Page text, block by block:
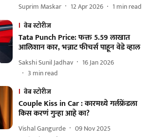
Suprim Maskar 12 Apr 2026 1 min read
वेब स्टोरीज
Tata Punch Price: फक्त 5.59 लाखात
आलिशान कार, भन्नाट फीचर्स पाहून वेडे व्हाल
Sakshi Sunil Jadhav
16 Jan 2026
3 min read
वेब स्टोरीज
Couple Kiss in Car : कारमध्ये गर्लफ्रेंडला
किस करणं गुन्हा आहे का?
Vishal Gangurde
09 Nov 2025